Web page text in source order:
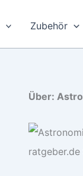
Zubehör
Über: